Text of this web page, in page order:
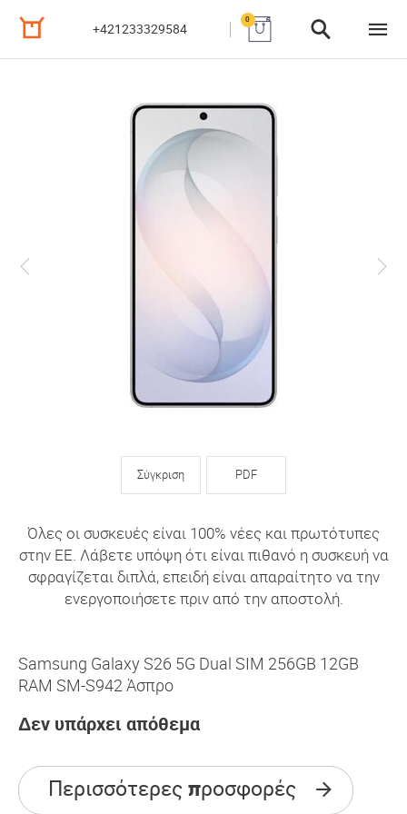
+421233329584
0
Σύγκριση PDF
Όλες οι συσκευές είναι 100% νέες και πρωτότυπες
στην ΕΕ. Λάβετε υπόψη ότι είναι πιθανό η συσκευή να
σφραγίζεται διπλά, επειδή είναι απαραίτητο να την
ενεργοποιήσετε πριν από την αποστολή.
Samsung Galaxy S26 5G Dual SIM 256GB 12GB
RAM SM-S942 Άσπρο
Δεν υπάρχει απόθεμα
Περισσότερες προσφορές